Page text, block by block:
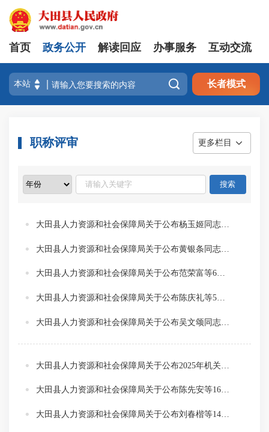
首页 政务公开 解读回应 办事服务 互动交流
 长者模式
职称评审 更多栏目
大田县人力资源和社会保障局关于公布范荣富等6位同志土建专业 高级工程师职称的通知
大田县人力资源和社会保障局关于公布陈庆礼等5位同志卫生系列 高级职称的通知
大田县人力资源和社会保障局关于公布陈先安等16位同志非公有制企业工程专业技术中级职务任职资格的通知
大田县人力资源和社会保障局关于公布刘春楷等14位同志卫生系列